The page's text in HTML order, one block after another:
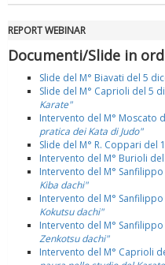
REPORT WEBINAR
Documenti/Slide in
Slide del M° Biavati del 5
Slide del M° Caprioli del 5
Karate"
Intervento del M° Moscato
pratica dei Kata di Judo"
Slide del M° R. Coppari del
Intervento del M° Burioli
Intervento del M°
Kiba dachi"
Intervento del M°
Kokutsu dachi"
Intervento del M°
Zenkotsu dachi"
Intervento del M° Caprioli